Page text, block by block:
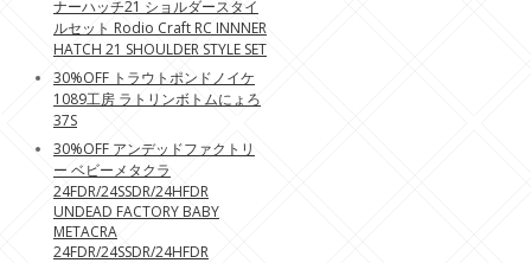
ナーハッチ21 ショルダースタイ
ルセット Rodio Craft RC INNNER
HATCH 21 SHOULDER STYLE SET
30%OFF トラウトポンドノイケ
1089工房 ラトリンボトムにょろ
37S
30%OFF アンデッドファクトリ
ー ベビーメタクラ
24FDR/24SSDR/24HFDR
UNDEAD FACTORY BABY
METACRA
24FDR/24SSDR/24HFDR